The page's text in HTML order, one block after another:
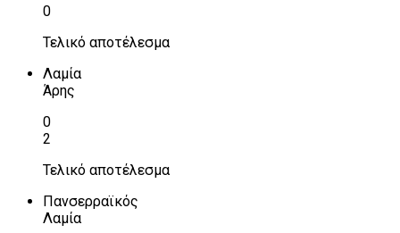
0
Τελικό αποτέλεσμα
Λαμία
Άρης
0
2
Τελικό αποτέλεσμα
Πανσερραϊκός
Λαμία